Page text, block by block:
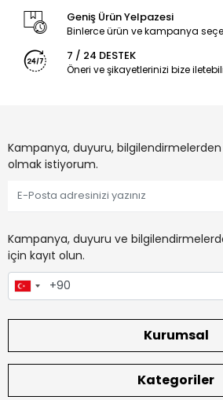
Geniş Ürün Yelpazesi
Binlerce ürün ve kampanya
7 / 24 DESTEK
Öneri ve şikayetlerinizi bize
Kampanya, duyuru,
olmak istiyorum.
Kampanya, duyuru ve
için kayıt olun.
Kurumsal
Kategoriler